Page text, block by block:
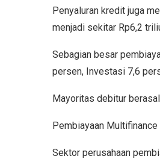
Penyaluran kredit juga
menjadi sekitar Rp6,2
Sebagian besar
persen, Investasi 7,6
Mayoritas debitur
Pembiayaan
Sektor perusahaan